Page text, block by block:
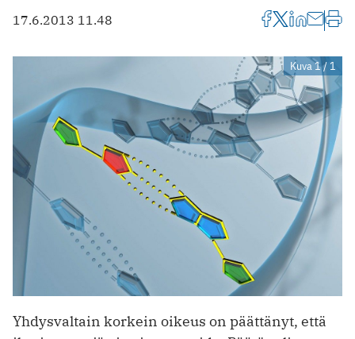
17.6.2013 11.48
Kuva 1 / 1
Yhdysvaltain korkein oikeus on päättänyt, että